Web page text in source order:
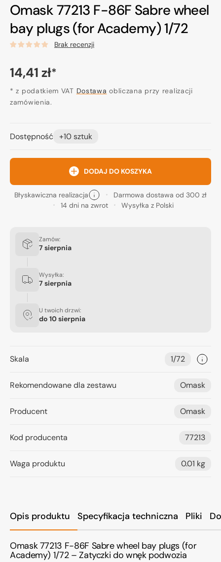
Opis produktu Specyfikacja techniczna Pliki
Omask 77213 F-86F Sabre wheel bay plugs (for
Academy) 1/72 – Zatyczki do wnęk podwozia
Omask 77213 F-86F Sabre wheel
bay plugs (for Academy) 1/72
Brak recenzji
Cena
regularna
14,41 zł*
* z podatkiem VAT Dostawa obliczana przy realizacji
zamówienia.
Dostępność +10 sztuk
DODAJ DO KOSZYKA
Błyskawiczna realizacja
Darmowa dostawa od 300 zł
14 dni na zwrot
Wysyłka z Polski
Zamów:
7 sierpnia
Wysyłka:
7 sierpnia
U twoich drzwi:
do 10 sierpnia
Skala 1/72
Rekomendowane dla zestawu Omask
Producent Omask
Kod producenta 77213
Waga produktu 0.01 kg